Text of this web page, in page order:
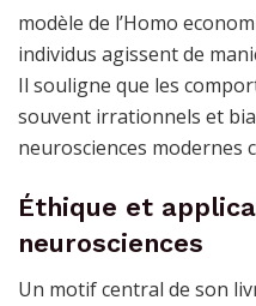
modèle de l’Homo
individus agissent de
Il souligne que les
souvent irrationnels et
neurosciences modernes
Éthique et
neurosciences
Un motif central de son